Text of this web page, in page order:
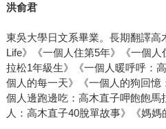
洪俞君
東吳大學日文系畢業。長期翻譯高
Life》《一個人住第5年》《一個
拉松1年級生》《一個人暖呼呼：
個人的每一天》《一個人的狗回憶
個人邊跑邊吃：高木直子呷飽飽馬
人：高木直子40脫單故事》《媽媽